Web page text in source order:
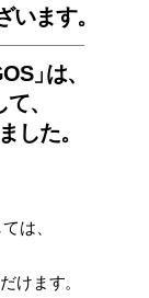
ます。
」は、
て、
した。
は
けます。